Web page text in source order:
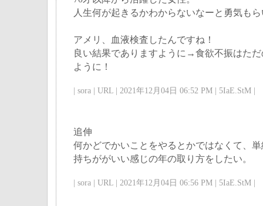
人生何が起きるかわからないなーと勇気も
アメリ、血液検査したんですね！
良い結果でありますように→食欲不振はた
ように！
| sora | URL | 2021年12月04日 06:52 PM | 5IaE.StM |
追伸
何かどでかいことをやるとかではなくて、
持ちががいい感じの年の取り方をしたい。
| sora | URL | 2021年12月04日 06:56 PM | 5IaE.StM |